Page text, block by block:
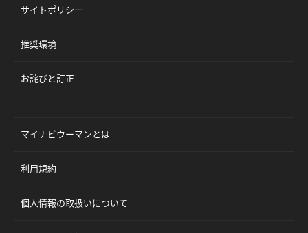
サイトポリシー
推奨環境
お詫びと訂正
マイナビウーマンとは
利用規約
個人情報の取扱いについて